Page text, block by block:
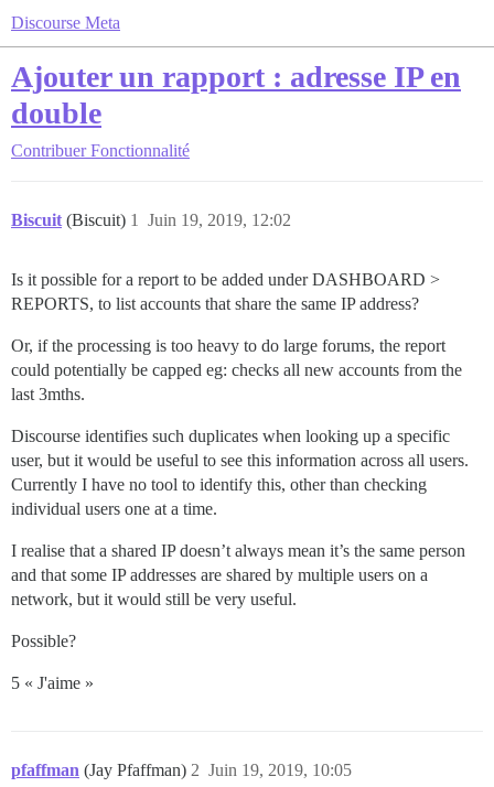
Discourse Meta
Ajouter un rapport : adresse IP en
double
Contribuer Fonctionnalité
Biscuit (Biscuit) Juin 19, 2019, 12:02
1
Is it possible for a report to be added under DASHBOARD >
REPORTS, to list accounts that share the same IP address?
Or, if the processing is too heavy to do large forums, the report
could potentially be capped eg: checks all new accounts from the
last 3mths.
Discourse identifies such duplicates when looking up a specific
user, but it would be useful to see this information across all users.
Currently I have no tool to identify this, other than checking
individual users one at a time.
I realise that a shared IP doesn’t always mean it’s the same person
and that some IP addresses are shared by multiple users on a
network, but it would still be very useful.
Possible?
5 « J'aime »
pfaffman (Jay Pfaffman) Juin 19, 2019, 10:05
2